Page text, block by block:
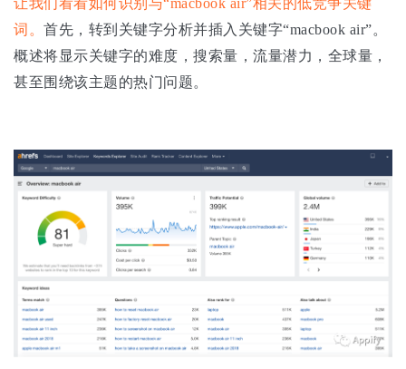
让我们看看如何识别与“macbook air”相关的低竞争关键
词。 首先，转到关键字分析并插入关键字“macbook air”。
概述将显示关键字的难度，搜索量，流量潜力，全球量，
甚至围绕该主题的热门问题。